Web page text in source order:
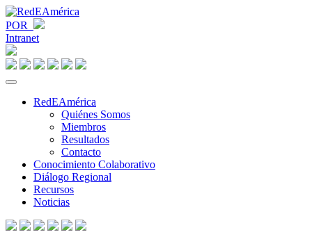
POR
Intranet
RedEAmérica
Quiénes Somos
Miembros
Resultados
Contacto
Conocimiento Colaborativo
Diálogo Regional
Recursos
Noticias